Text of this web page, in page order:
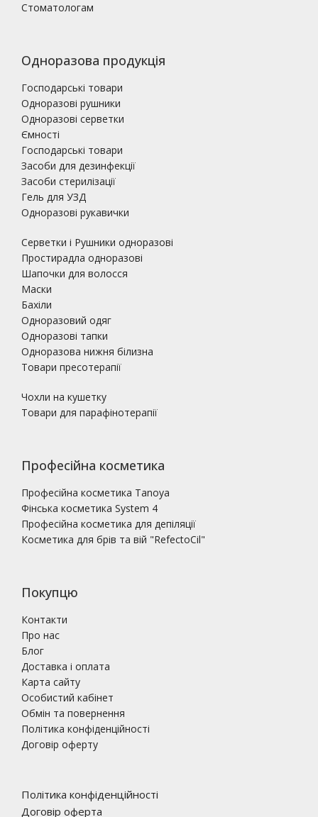
Стоматологам
Одноразова продукція
Господарські товари
Одноразові рушники
Одноразові серветки
Ємності
Господарські товари
Засоби для дезинфекції
Засоби стерилізації
Гель для УЗД
Одноразові рукавички
Серветки і Рушники одноразові
Простирадла одноразові
Шапочки для волосся
Маски
Бахіли
Одноразовий одяг
Одноразові тапки
Одноразова нижня білизна
Товари пресотерапії
Чохли на кушетку
Товари для парафінотерапії
Професійна косметика
Професійна косметика Tanoya
Фінська косметика System 4
Професійна косметика для депіляції
Косметика для брів та вій "RefectoCil"
Покупцю
Контакти
Про нас
Блог
Доставка і оплата
Карта сайту
Особистий кабінет
Обмін та повернення
Політика конфіденційності
Договір оферту
Політика конфіденційності
Договір оферта